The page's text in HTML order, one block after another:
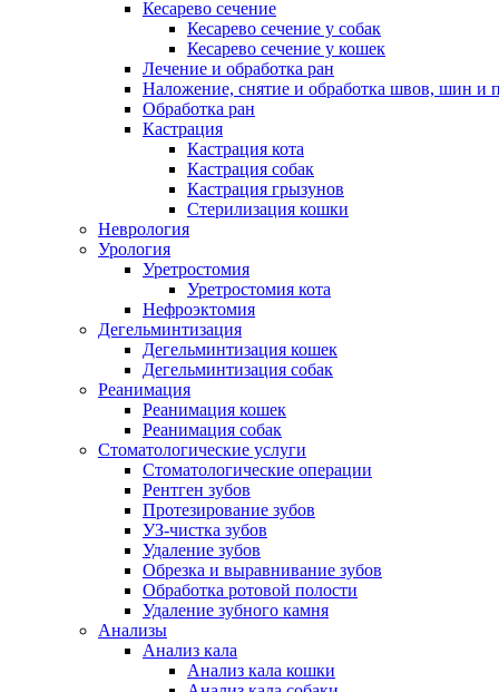
Кесарево сечение
Кесарево сечение у собак
Кесарево сечение у кошек
Лечение и обработка ран
Наложение, снятие и обработка швов, шин и
Обработка ран
Кастрация
Кастрация кота
Кастрация собак
Кастрация грызунов
Стерилизация кошки
Неврология
Урология
Уретростомия
Уретростомия кота
Нефроэктомия
Дегельминтизация
Дегельминтизация кошек
Дегельминтизация собак
Реанимация
Реанимация кошек
Реанимация собак
Стоматологические услуги
Стоматологические операции
Рентген зубов
Протезирование зубов
УЗ-чистка зубов
Удаление зубов
Обрезка и выравнивание зубов
Обработка ротовой полости
Удаление зубного камня
Анализы
Анализ кала
Анализ кала кошки